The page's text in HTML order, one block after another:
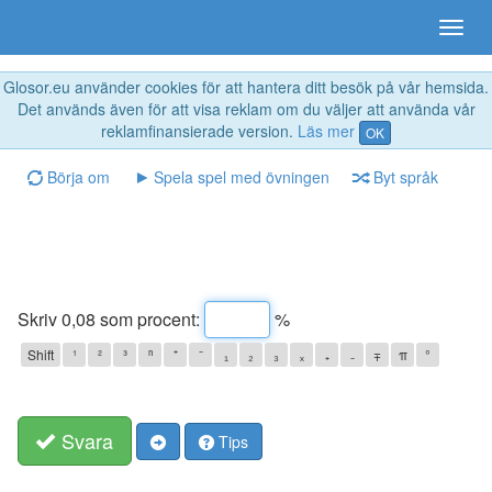
Glosor.eu använder cookies för att hantera ditt besök på vår hemsida.
Det används även för att visa reklam om du väljer att använda vår
reklamfinansierade version. Läs mer OK
Börja om Spela spel med övningen Byt språk
Skriv 0,08 som procent: %
Shift ¹ ² ³ ⁿ ⁺ ⁻ ₁ ₂ ₃ ₓ ₊ ₋ ∓ π °
Svara Tips